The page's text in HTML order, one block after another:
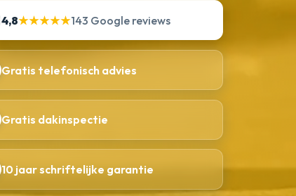
4,8★★★★★143 Google reviews
Gratis telefonisch advies
Gratis dakinspectie
10 jaar schriftelijke garantie